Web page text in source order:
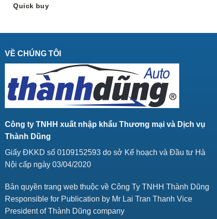
Quick buy
VỀ CHÚNG TÔI
Công ty TNHH xuất nhập khẩu Thương mại và Dịch vụ
Thành Dũng
Giấy ĐKKD số 0109152593 do sở Kế hoạch và Đầu tư Hà
Nội cấp ngày 03/04/2020
Bản quyền trang web thuộc về Công Ty TNHH Thành Dũng
Responsible for Publication by Mr Lai Tran Thanh Vice
President of Thành Dũng company